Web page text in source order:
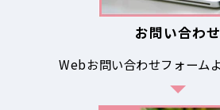
お問い合わせ
Webお問い合わせフォーム